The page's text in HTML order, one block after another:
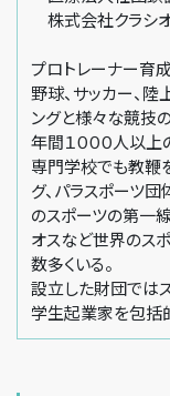
株式会社クラシ
プロトレーナー育
野球、サッカー、陸
ングと様々な競技
年間１０００人以
専門学校でも教鞭
グ、パラスポーツ
のスポーツの第一線
オスなど世界のス
数多くいる。
設立した財団では
学生起業家を包括